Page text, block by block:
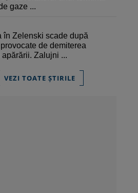
gaze ...
în Zelenski scade după
de demiterea
Zalujni ...
VEZI TOATE ȘTIRILE